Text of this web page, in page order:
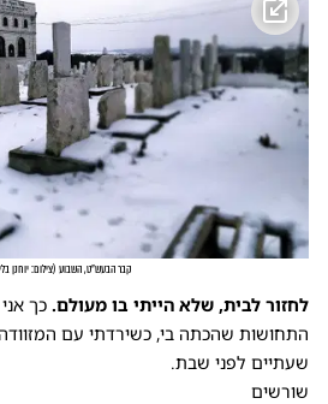
קבר הבעש"ט, השבוע (צילום: יוחנן
לחזור לבית, שלא הייתי בו מעולם. כך
התחושות שהכתה בי, כשירדתי עם
שעתיים לפני שבת.
שורשים